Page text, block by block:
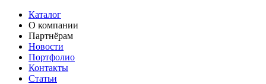
Каталог
О компании
Партнёрам
Новости
Портфолио
Контакты
Статьи